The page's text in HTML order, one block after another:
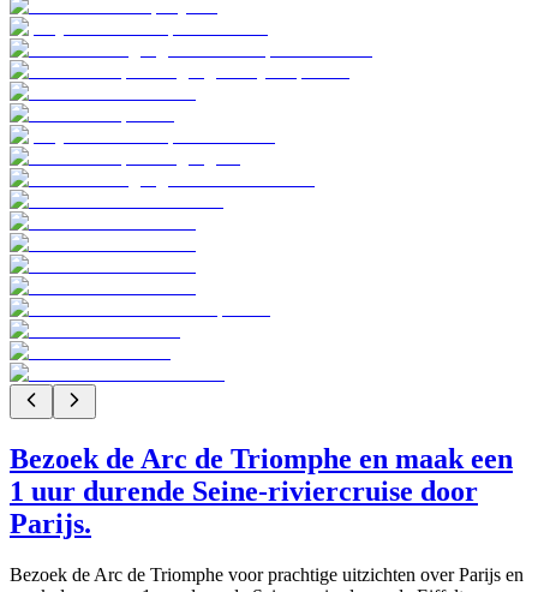
Bezoek de Arc de Triomphe en maak een
1 uur durende Seine-riviercruise door
Parijs.
Bezoek de Arc de Triomphe voor prachtige uitzichten over Parijs en